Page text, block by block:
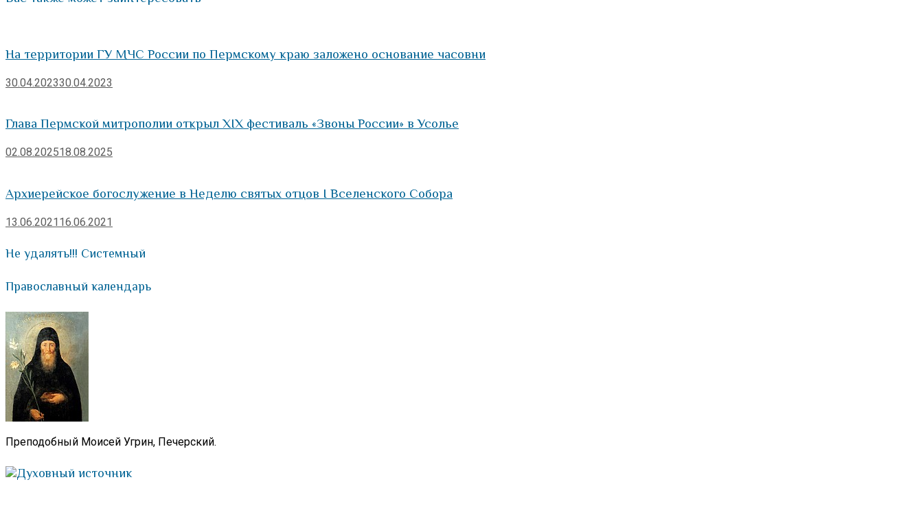
На территории ГУ МЧС России по Пермскому краю заложено основание часовни
30.04.202330.04.2023
Глава Пермской митрополии открыл XIX фестиваль «Звоны России» в Усолье
02.08.202518.08.2025
Архиерейское богослужение в Неделю святых отцов I Вселенского Собора
13.06.2021 16.06.2021
Не удалять!!! Системный
Православный календарь
Преподобный Моисей Угрин, Печерский.
Духовный источник